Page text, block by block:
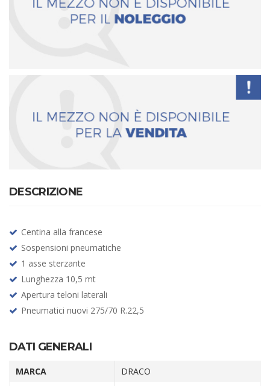
DESCRIZIONE
Centina alla francese
Sospensioni pneumatiche
1 asse sterzante
Lunghezza 10,5 mt
Apertura teloni laterali
Pneumatici nuovi 275/70 R.22,5
DATI GENERALI
MARCA
DRACO